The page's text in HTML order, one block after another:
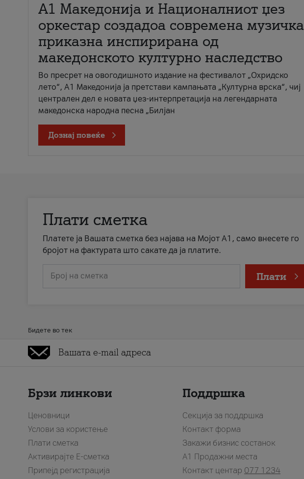
А1 Македонија и Националниот џез
оркестар создадоа современа музичка
приказна инспирирана од
македонското културно наследство
Во пресрет на овогодишното издание на фестивалот „Охридско
лето“, А1 Македонија ја претстави кампањата „Културна врска“, чиј
централен дел е новата џез-интерпретација на легендарната
македонска народна песна „Билјан
Дознај повеќе
Плати сметка
Платете ја Вашата сметка без најава на Мојот А1, само внесете го
бројот на фактурата што сакате да ја платите.
Број на сметка Плати
Бидете во тек
Брзи линкови
Ценовници
Услови за користење
Плати сметка
Активирајте Е-сметка
Припејд регистрација
Поддршка
Секција за поддршка
Контакт форма
Закажи бизнис состанок
A1 Продажни места
Контакт центар 077 1234